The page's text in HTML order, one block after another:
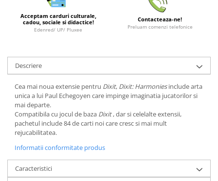
Lord of The Rings
Sailor Moon
Harry Potter
Star Trek
Fallout
Stranger Things
Collectibles
KPop Demon Hunters
Retro Arcade – Jocuri, Console si
Accesorii Clasice
Acceptam carduri culturale,
cadou, sociale si didactice!
Edenred/ UP/ Pluxee
Contacteaza-ne!
Preluam comenzi telefonice
Descriere
Cea mai noua extensie pentru Dixit, Dixit: Harmoniesinclude arta
unica a lui Paul Echegoyen care impinge imaginatia jucatorilor si
mai departe.
Compatibila cu jocul de baza Dixit, dar si celelalte extensii,
pachetul include 84 de carti noi care cresc si mai mult
rejucabilitatea.
Informatii conformitate produs
Caracteristici